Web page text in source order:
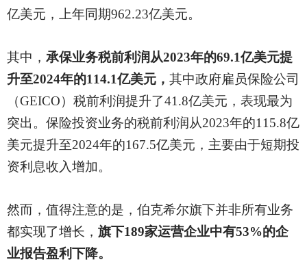
亿美元，上年同期962.23亿美元。
其中， 承保业务税前利润从2023年的69.1亿美元提
升至2024年的114.1亿美元， 其中政府雇员保险公司
（GEICO）税前利润提升了41.8亿美元，表现最为
突出。保险投资业务的税前利润从2023年的115.8亿
美元提升至2024年的167.5亿美元，主要由于短期投
资利息收入增加。
然而，值得注意的是，伯克希尔旗下并非所有业务
都实现了增长， 旗下189家运营企业中有53%的企
业报告盈利下降。